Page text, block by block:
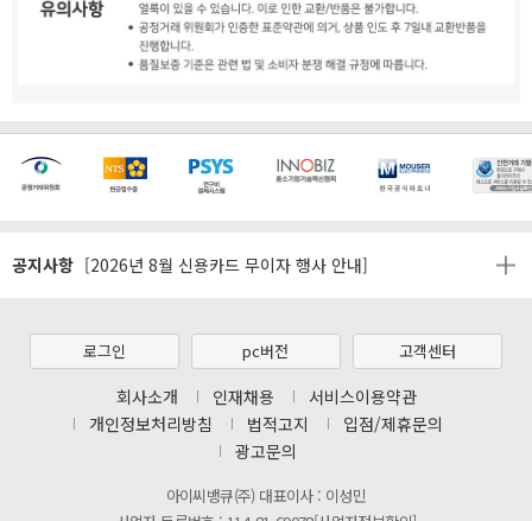
공지사항 [2026년 8월 신용카드 무이자 행사 안내]
[마일리지 적립 및 사용 정책 개편 안내]
[2026년 8월 신용카드 무이자 행사 안내]
제31기 정기주주총회 소집통지서
로그인 pc버전 고객센터
회사소개 인재채용
서비스이용약관
개인정보처리방침
법적고지
입점/제휴문의
광고문의
아이씨뱅큐(주) 대표이사 : 이성민